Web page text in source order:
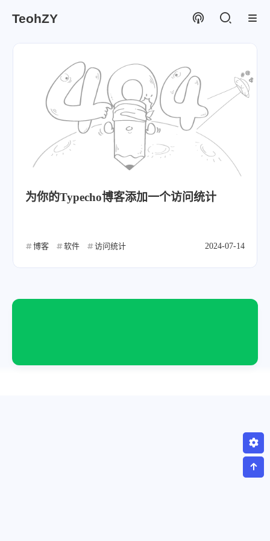
TeohZY
为你的Typecho博客添加一个访问统计
博客 软件 访问统计 2024-07-14